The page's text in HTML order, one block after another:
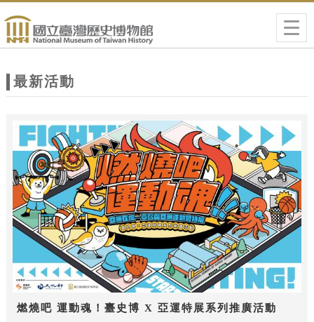
站最新活動
燃燒吧 運動魂！臺史博 X 亞運特展系列推廣活動